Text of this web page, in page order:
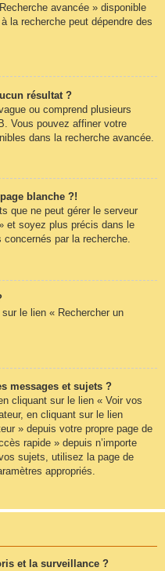
avancée » disponible
la recherche peut dépendre des
résultat ?
ou comprend plusieurs
Vous pouvez affiner votre
dans la recherche avancée.
blanche ?!
que ne peut gérer le serveur
et soyez plus précis dans le
par la recherche.
le lien « Rechercher un
messages et sujets ?
cliquant sur le lien « Voir vos
en cliquant sur le lien
» depuis votre propre page de
rapide » depuis n’importe
sujets, utilisez la page de
appropriés.
et la surveillance ?